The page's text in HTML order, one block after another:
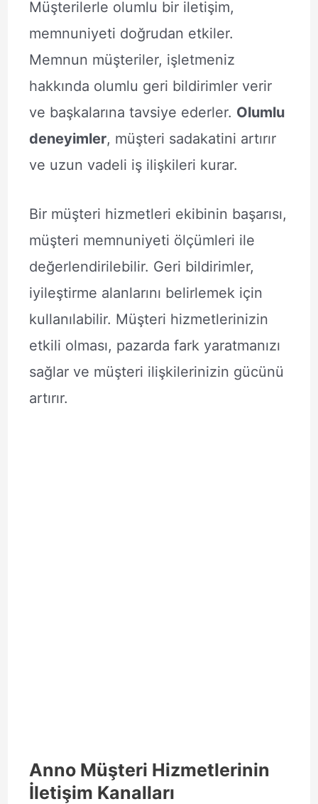
Müşterilerle olumlu bir iletişim,
memnuniyeti doğrudan etkiler.
Memnun müşteriler, işletmeniz
hakkında olumlu geri bildirimler verir
ve başkalarına tavsiye ederler. Olumlu
deneyimler, müşteri sadakatini artırır
ve uzun vadeli iş ilişkileri kurar.
Bir müşteri hizmetleri ekibinin başarısı,
müşteri memnuniyeti ölçümleri ile
değerlendirilebilir. Geri bildirimler,
iyileştirme alanlarını belirlemek için
kullanılabilir. Müşteri hizmetlerinizin
etkili olması, pazarda fark yaratmanızı
sağlar ve müşteri ilişkilerinizin gücünü
artırır.
Anno Müşteri Hizmetlerinin
İletişim Kanalları